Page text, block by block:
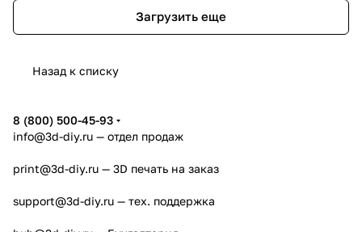
Загрузить еще
Назад к списку
8 (800) 500-45-93
info@3d-diy.ru — отдел продаж
print@3d-diy.ru — 3D печать на заказ
support@3d-diy.ru — тех. поддержка